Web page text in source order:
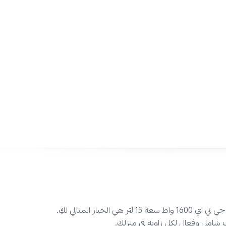
المثالي لكِ.
وفعال لكل زاوية في منزلكِ.